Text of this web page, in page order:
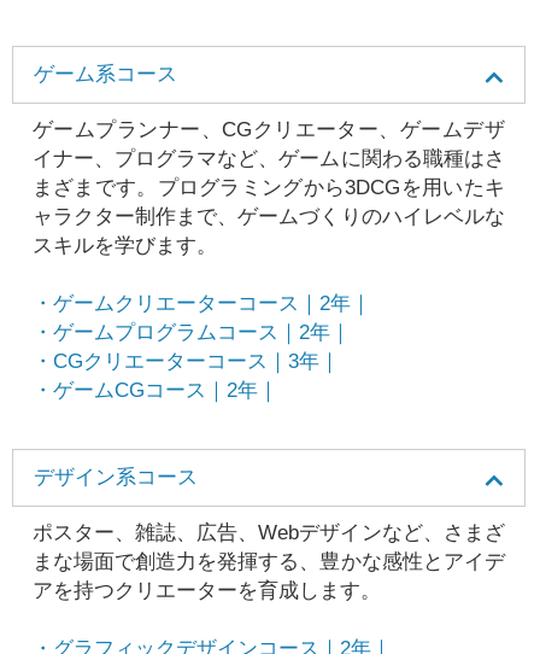
ゲーム系コース
ゲームプランナー、CGクリエーター、ゲームデザ
イナー、プログラマなど、ゲームに関わる職種はさ
まざまです。プログラミングから3DCGを用いたキ
ャラクター制作まで、ゲームづくりのハイレベルな
スキルを学びます。
・ゲームクリエーターコース｜2年｜
・ゲームプログラムコース｜2年｜
・CGクリエーターコース｜3年｜
・ゲームCGコース｜2年｜
デザイン系コース
ポスター、雑誌、広告、Webデザインなど、さまざ
まな場面で創造力を発揮する、豊かな感性とアイデ
アを持つクリエーターを育成します。
・グラフィックデザインコース｜2年｜